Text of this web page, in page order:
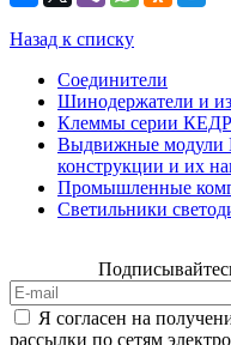
Назад к списку
Соединители
Шинодержатели и
Клеммы серии КЕДР
Выдвижные модули
конструкции и их
Промышленные
Светильники
Я согласен на
рассылки по сетям